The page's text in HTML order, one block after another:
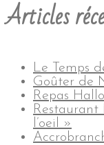
Articles
Le Temps
Goûter de
Repas
l’oeil »